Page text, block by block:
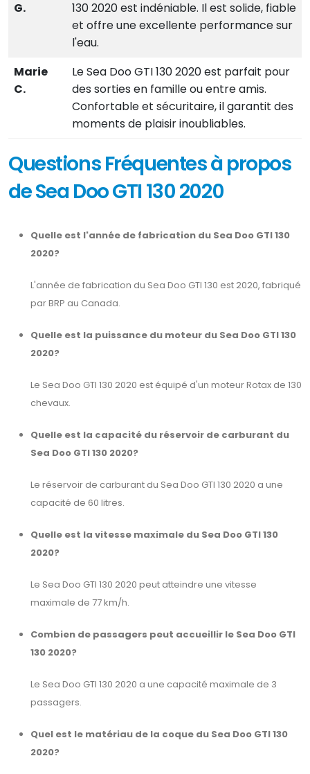
G.
130 2020 est indéniable. Il est solide, fiable
et offre une excellente performance sur
l'eau.
Marie
C.
Le Sea Doo GTI 130 2020 est parfait pour
des sorties en famille ou entre amis.
Confortable et sécuritaire, il garantit des
moments de plaisir inoubliables.
Questions Fréquentes à propos
de Sea Doo GTI 130 2020
Quelle est l'année de fabrication du Sea Doo GTI 130
2020?
L'année de fabrication du Sea Doo GTI 130 est 2020, fabriqué
par BRP au Canada.
Quelle est la puissance du moteur du Sea Doo GTI 130
2020?
Le Sea Doo GTI 130 2020 est équipé d'un moteur Rotax de 130
chevaux.
Quelle est la capacité du réservoir de carburant du
Sea Doo GTI 130 2020?
Le réservoir de carburant du Sea Doo GTI 130 2020 a une
capacité de 60 litres.
Quelle est la vitesse maximale du Sea Doo GTI 130
2020?
Le Sea Doo GTI 130 2020 peut atteindre une vitesse
maximale de 77 km/h.
Combien de passagers peut accueillir le Sea Doo GTI
130 2020?
Le Sea Doo GTI 130 2020 a une capacité maximale de 3
passagers.
Quel est le matériau de la coque du Sea Doo GTI 130
2020?